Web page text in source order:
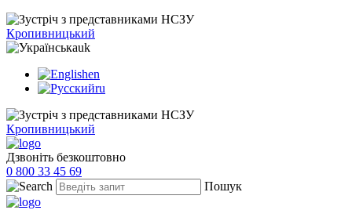
Кропивницький
uk
en
ru
Кропивницький
Дзвоніть безкоштовно
0 800 33 45 69
Пошук